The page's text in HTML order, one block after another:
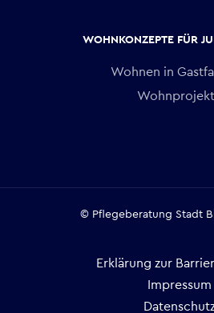
WOHNKONZEPTE FÜR
Wohnen in
© Pflegeberatung Stadt
Erklärung zur
Impressum